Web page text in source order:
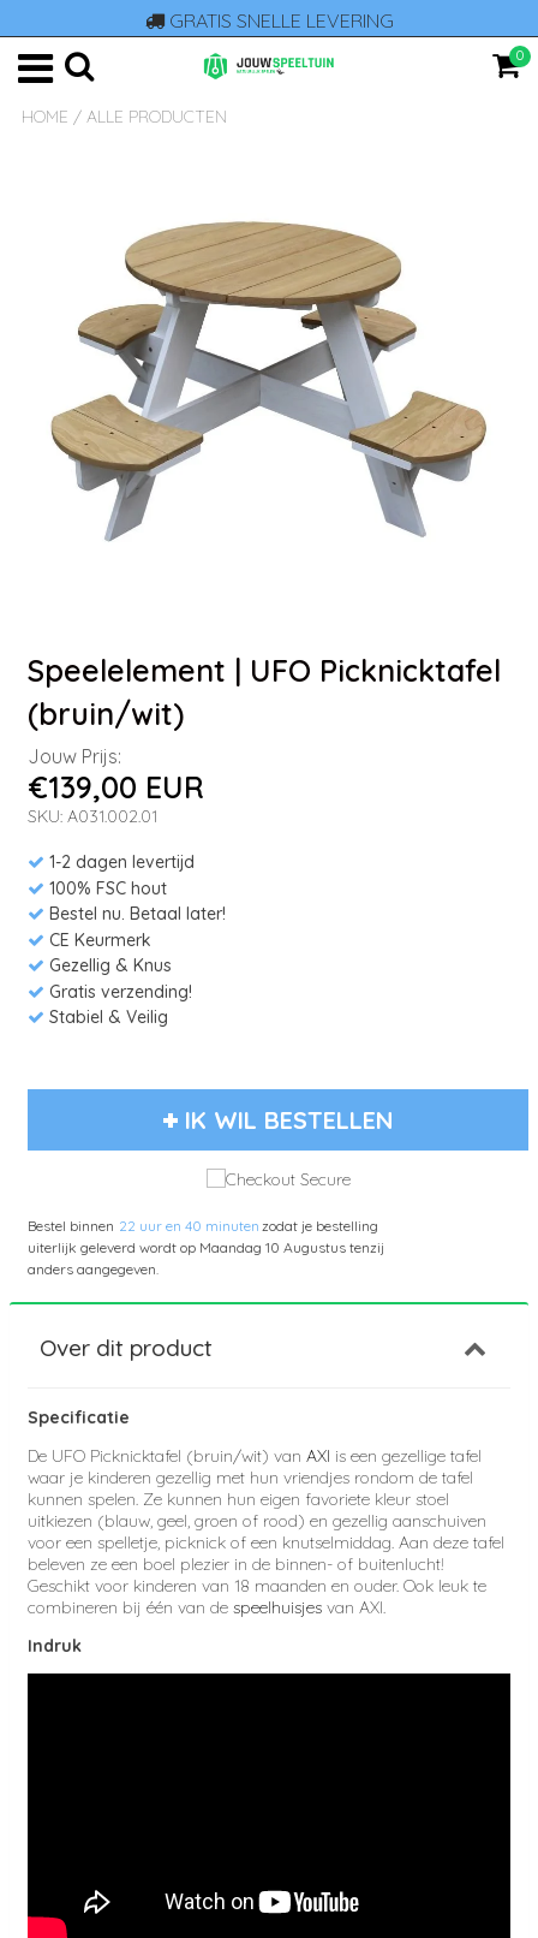
GRATIS SNELLE LEVERING
0
HOME / ALLE PRODUCTEN
Speelelement | UFO Picknicktafel
(bruin/wit)
Jouw Prijs:
€139,00 EUR
SKU: A031.002.01
1-2 dagen levertijd
100% FSC hout
Bestel nu. Betaal later!
CE Keurmerk
Gezellig & Knus
Gratis verzending!
Stabiel & Veilig
IK WIL BESTELLEN
Bestel binnen 22 uur en 40 minutenzodat je bestelling
uiterlijk geleverd wordt op Maandag 10 Augustus tenzij
anders aangegeven.
Over dit product
Specificatie
De UFO Picknicktafel (bruin/wit) van AXI is een gezellige tafel
waar je kinderen gezellig met hun vriendjes rondom de tafel
kunnen spelen. Ze kunnen hun eigen favoriete kleur stoel
uitkiezen (blauw, geel, groen of rood) en gezellig aanschuiven
voor een spelletje, picknick of een knutselmiddag. Aan deze tafel
beleven ze een boel plezier in de binnen- of buitenlucht!
Geschikt voor kinderen van 18 maanden en ouder. Ook leuk te
combineren bij één van de speelhuisjes van AXI.
Indruk